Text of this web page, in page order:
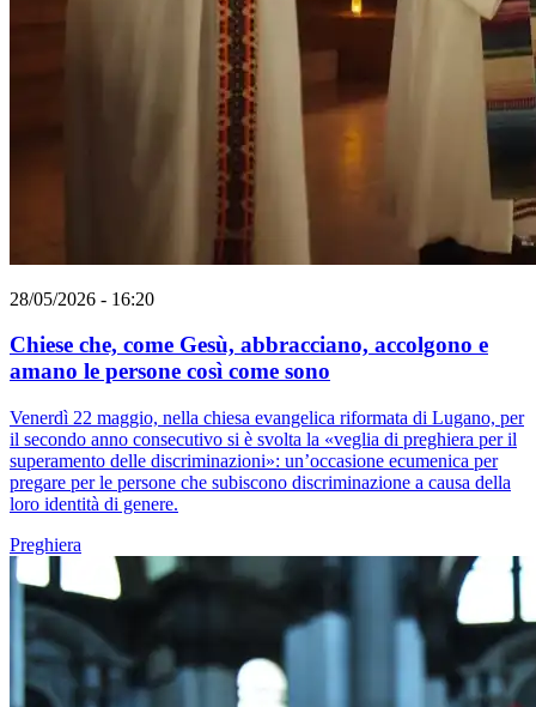
28/05/2026 - 16:20
Chiese che, come Gesù, abbracciano, accolgono e
amano le persone così come sono
Venerdì 22 maggio, nella chiesa evangelica riformata di Lugano, per
il secondo anno consecutivo si è svolta la «veglia di preghiera per il
superamento delle discriminazioni»: un’occasione ecumenica per
pregare per le persone che subiscono discriminazione a causa della
loro identità di genere.
Preghiera